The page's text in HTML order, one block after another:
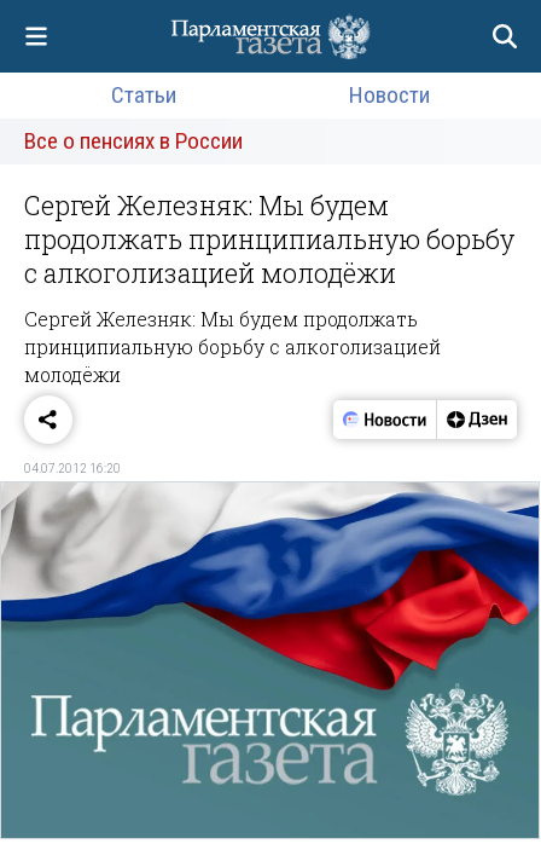
Статьи
Новости
Все о пенсиях в России
Сергей Железняк: Мы будем
продолжать принципиальную борьбу
с алкоголизацией молодёжи
Сергей Железняк: Мы будем продолжать
принципиальную борьбу с алкоголизацией
молодёжи
04.07.2012 16:20